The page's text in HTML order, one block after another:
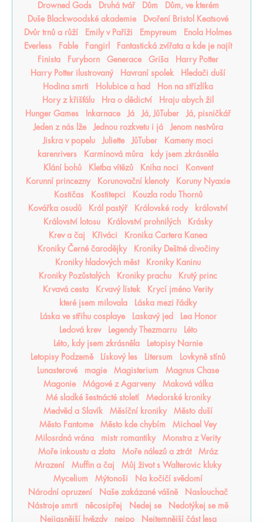
Drowned Gods
Druhá tvář Dům
Dům, ve kterém
Duše Blackwoodské akademie
Dvoření Bristol Keatsové
Dvůr trnů a růží
Emily v Paříži Empyreum
Enola Holmes
Everless
Fable Fangirl
Fantastická zvířata a kde je najít
Finista
Furyborn Generace Griša
Harry Potter
Harry Potter ilustrovaný
Havraní spolek
Hledači duší
Hodina smrti
Holubice a had
Hon na střízlíka
Hory z křišťálu
Hra o dědictví
Hraju abych žil
Hunger Games
Inkarnace Já Já, JůTuber
Já, pisničkář
Jeden z nás lže
Jednou rozkvetu i já
Jenom nestvůra
Jiskra v popelu
Juliette JůTuber
Kameny moci
karenrivers
Karmínová můra
kdy jsem zkrásněla
Klání bohů
Kletba vítězů Kniha noci
Konvent
Korunní princezny
Korunovační klenoty
Koruny Nyaxie
Kostičas
Kostitepci
Kouzla rodu Thornů
Kovářka osudů
Král pastýř Královské rody
království
Království lotosu
Království prohnilých
Krásky
Krev a čaj
Křiváci
Kronika Cartera Kanea
Kroniky Černé čarodějky
Kroniky Deštné divočiny
Kroniky hladových měst
Kroniky Kaninu
Kroniky Pozůstalých
Kroniky prachu
Krutý princ
Krvavá cesta
Krvavý lístek
Krycí jméno Verity
které jsem milovala
Láska mezi řádky
Láska ve střihu cosplaye
Laskavý jed
Lea Honor
Ledová krev
Legendy Thezmarru
Léto
Léto, kdy jsem zkrásněla
Letopisy Narnie
Letopisy Podzemě
Lískový les Litersum
Lovkyně stínů
Lunasterové
magie Magisterium
Magnus Chase
Magonie
Mágové z Agarveny
Maková válka
Mé sladké šestnácté století
Medorské kroniky
Medvěd a Slavík
Měsíční kroniky
Město duší
Město Fantome
Město kde chybím
Michael Vey
Milosrdná vrána
mistr romantiky
Monstra z Verity
Moře inkoustu a zlata
Moře nálezů a ztrát
Mráz
Mrazení
Muffin a čaj
Můj život s Walterovic kluky
Mycelium
Mýtonoši
Na kočičí svědomí
Národní opruzení
Naše zakázané vášně
Naslouchač
Nástroje smrti
něcosipřej Nedej se
Nedotýkej se mě
Nejjasnější hvězdy
nejpo Nejtemnější část lesa